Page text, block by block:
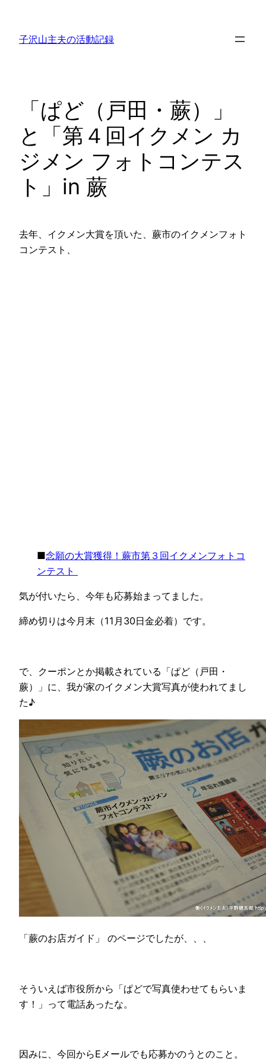
子沢山主夫の活動記録
「ぱど（戸田・蕨）」
と「第４回イクメン カ
ジメン フォトコンテス
ト」in 蕨
去年、イクメン大賞を頂いた、蕨市のイクメンフォト
コンテスト、
■念願の大賞獲得！蕨市第３回イクメンフォトコ
ンテスト
気が付いたら、今年も応募始まってました。
締め切りは今月末（11月30日金必着）です。
で、クーポンとか掲載されている「ぱど（戸田・
蕨）」に、我が家のイクメン大賞写真が使われてまし
た♪
「蕨のお店ガイド」 のページでしたが、、、
そういえば市役所から「ぱどで写真使わせてもらいま
す！」って電話あったな。
因みに、今回からEメールでも応募かのうとのこと。